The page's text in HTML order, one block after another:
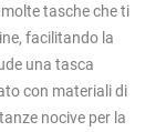
tasche che ti
facilitando la
una tasca
con materiali di
nocive per la